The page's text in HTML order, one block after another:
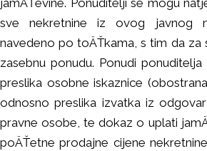
jamÄŤevine. Ponuditelji se mogu
sve nekretnine iz ovog javnog
navedeno po toÄŤkama, s tim da za
zasebnu ponudu. Ponudi
preslika osobne iskaznice
odnosno preslika izvatka iz
pravne osobe, te dokaz o uplati
poÄŤetne prodajne cijene